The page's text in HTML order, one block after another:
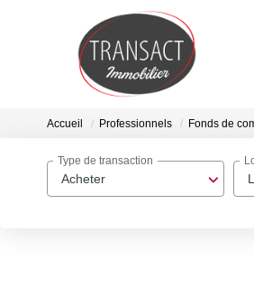
Accueil Professionnels Fonds de
Acheter
Type de transaction